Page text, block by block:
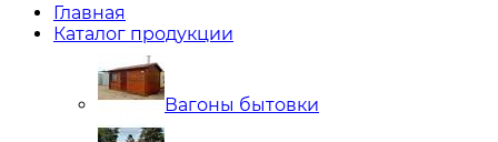
Главная
Каталог продукции
Вагоны бытовки